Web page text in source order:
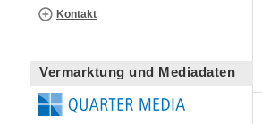
Kontakt
Vermarktung und Mediadaten